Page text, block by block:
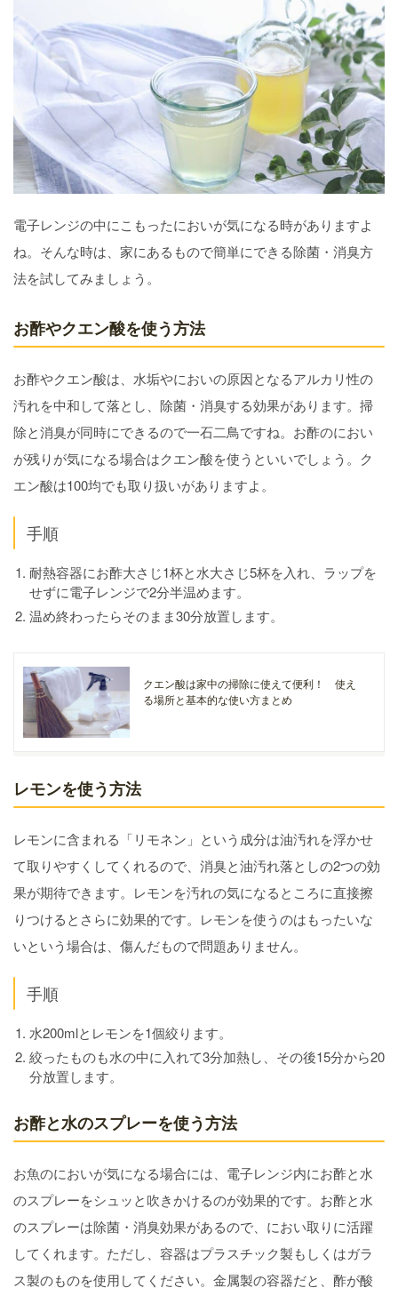
電子レンジの中にこもったにおいが気になる時がありますよ
ね。そんな時は、家にあるもので簡単にできる除菌・消臭方
法を試してみましょう。
お酢やクエン酸を使う方法
お酢やクエン酸は、水垢やにおいの原因となるアルカリ性の
汚れを中和して落とし、除菌・消臭する効果があります。掃
除と消臭が同時にできるので一石二鳥ですね。お酢のにおい
が残りが気になる場合はクエン酸を使うといいでしょう。ク
エン酸は100均でも取り扱いがありますよ。
手順
耐熱容器にお酢大さじ1杯と水大さじ5杯を入れ、ラップを
せずに電子レンジで2分半温めます。
温め終わったらそのまま30分放置します。
クエン酸は家中の掃除に使えて便利！ 使え
る場所と基本的な使い方まとめ
レモンを使う方法
レモンに含まれる「リモネン」という成分は油汚れを浮かせ
て取りやすくしてくれるので、消臭と油汚れ落としの2つの効
果が期待できます。レモンを汚れの気になるところに直接擦
りつけるとさらに効果的です。レモンを使うのはもったいな
いという場合は、傷んだもので問題ありません。
手順
水200mlとレモンを1個絞ります。
絞ったものも水の中に入れて3分加熱し、その後15分から20
分放置します。
お酢と水のスプレーを使う方法
お魚のにおいが気になる場合には、電子レンジ内にお酢と水
のスプレーをシュッと吹きかけるのが効果的です。お酢と水
のスプレーは除菌・消臭効果があるので、におい取りに活躍
してくれます。ただし、容器はプラスチック製もしくはガラ
ス製のものを使用してください。金属製の容器だと、酢が酸